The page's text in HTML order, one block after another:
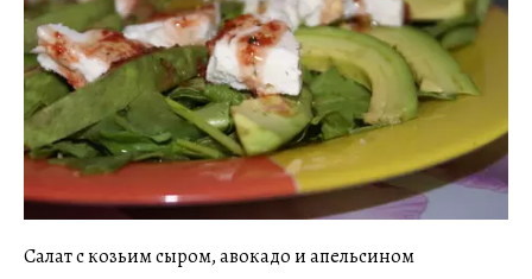
Салат с козьим сыром, авокадо и апельсином